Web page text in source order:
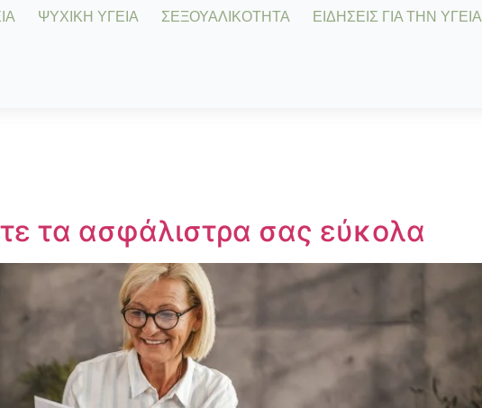
ΨΥΧΙΚΗ ΥΓΕΙΑ ΣΕΞΟΥΑΛΙΚΟΤΗΤΑ ΕΙΔΗΣΕΙΣ ΓΙΑ ΤΗΝ ΥΓΕΙΑ
τα ασφάλιστρα σας εύκολα